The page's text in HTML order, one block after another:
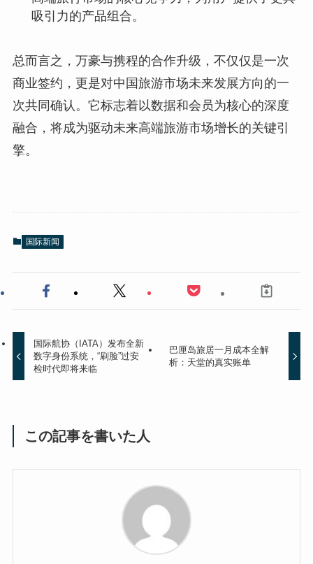
吸引力的产品组合。
总而言之，万豪与携程的合作升级，不仅仅是一次
商业签约，更是对中国旅游市场未来发展方向的一
次共同确认。它标志着以数据和会员为核心的深度
融合，将成为驱动未来高端旅游市场增长的关键引
擎。
国际新闻
国际航协（IATA）发布全新
数字身份系统，“刷脸”过安
检时代即将来临
巴厘岛旅居一月成本全解
析：天堂的真实账单
この記事を書いた人